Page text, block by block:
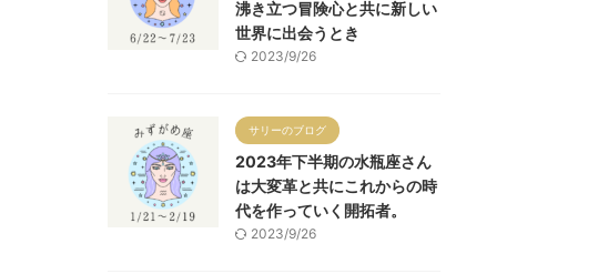
沸き立つ冒険心と共に新しい
世界に出会うとき
2023/9/26
サリーのブログ
2023年下半期の水瓶座さん
は大変革と共にこれからの時
代を作っていく開拓者。
2023/9/26